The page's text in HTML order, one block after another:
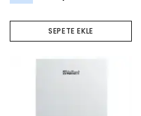
SEPETE EKLE